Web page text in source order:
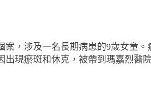
案，涉及一名長期病患的9歲女童。
現瘀斑和休克，被帶到瑪嘉烈醫